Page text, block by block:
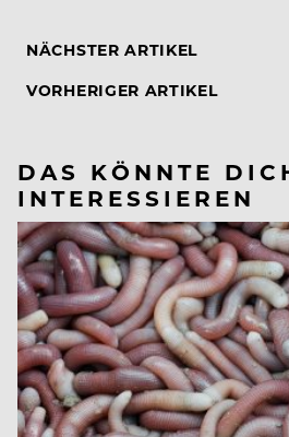
NÄCHSTER ARTIKEL
VORHERIGER ARTIKEL
DAS KÖNNTE
INTERESSIEREN